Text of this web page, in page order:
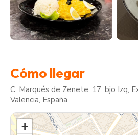
Cómo llegar
C. Marqués de Zenete, 17, bjo Izq,
Valencia, España
+